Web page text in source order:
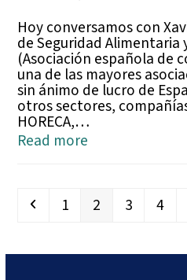
Hoy conversamos con
de Seguridad Alimentaria
(Asociación española de
una de las mayores
sin ánimo de lucro de
otros sectores,
HORECA,…
Read more
Previous
Page
1 Page
2 Page
3 Page
4